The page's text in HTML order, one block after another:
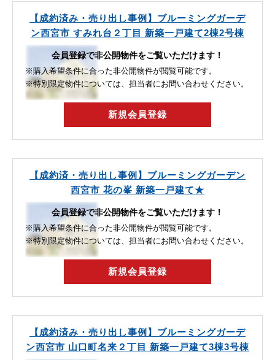
【成約済み・売り出し事例】ブルーミングガーデ
ン西宮市 すみれ台２丁目 新築一戸建て2棟2号棟
会員登録で非公開物件をご覧いただけます！
※購入希望条件に合った非公開物件が閲覧可能です。
※特別限定物件については、担当者にお問い合わせください。
新規会員登録
【成約済・売り出し事例】ブルーミングガーデン
西宮市 花の峯 新築一戸建て★
会員登録で非公開物件をご覧いただけます！
※購入希望条件に合った非公開物件が閲覧可能です。
※特別限定物件については、担当者にお問い合わせください。
新規会員登録
【成約済み・売り出し事例】ブルーミングガーデ
ン西宮市 山口町名来２丁目 新築一戸建て3棟3号棟